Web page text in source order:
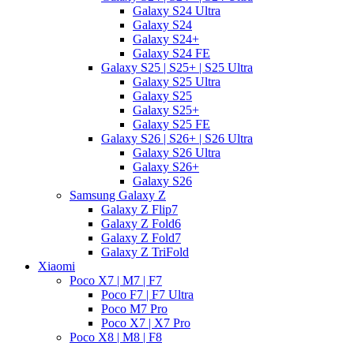
Galaxy S24 Ultra
Galaxy S24
Galaxy S24+
Galaxy S24 FE
Galaxy S25 | S25+ | S25 Ultra
Galaxy S25 Ultra
Galaxy S25
Galaxy S25+
Galaxy S25 FE
Galaxy S26 | S26+ | S26 Ultra
Galaxy S26 Ultra
Galaxy S26+
Galaxy S26
Samsung Galaxy Z
Galaxy Z Flip7
Galaxy Z Fold6
Galaxy Z Fold7
Galaxy Z TriFold
Xiaomi
Poco X7 | M7 | F7
Poco F7 | F7 Ultra
Poco M7 Pro
Poco X7 | X7 Pro
Poco X8 | M8 | F8